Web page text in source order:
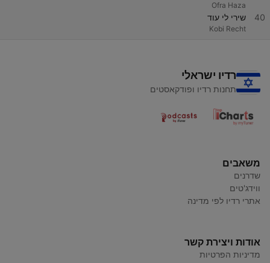
Ofra Haza
40 שירי לי עוד
Kobi Recht
רדיו ישראלי
תחנות רדיו ופודקאסטים
משאבים
שדרנים
ווידג'טים
אתרי רדיו לפי מדינה
אודות ויצירת קשר
מדיניות הפרטיות